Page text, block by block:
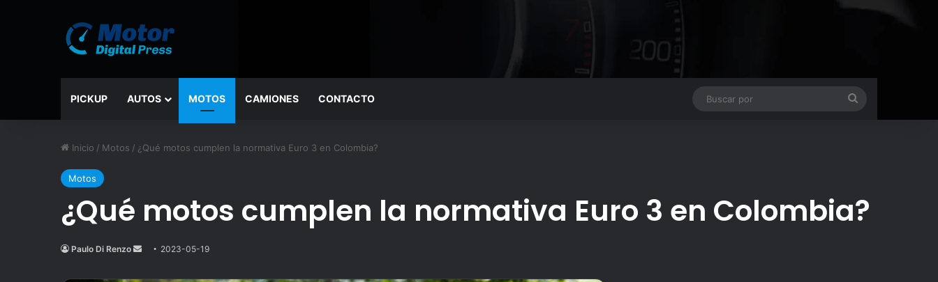
PICKUP AUTOS MOTOS CAMIONES CONTACTO
Inicio / Motos / ¿Qué motos cumplen la normativa Euro 3 en Colombia?
Motos
¿Qué motos cumplen la normativa Euro 3 en Colombia?
Paulo Di Renzo
Send2023-05-19